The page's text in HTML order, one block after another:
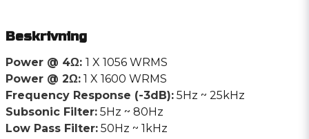
Beskrivning
Power @ 4Ω: 1 X 1056 WRMS
Power @ 2Ω: 1 X 1600 WRMS
Frequency Response (-3dB): 5Hz ~ 25kHz
Subsonic Filter: 5Hz ~ 80Hz
Low Pass Filter: 50Hz ~ 1kHz